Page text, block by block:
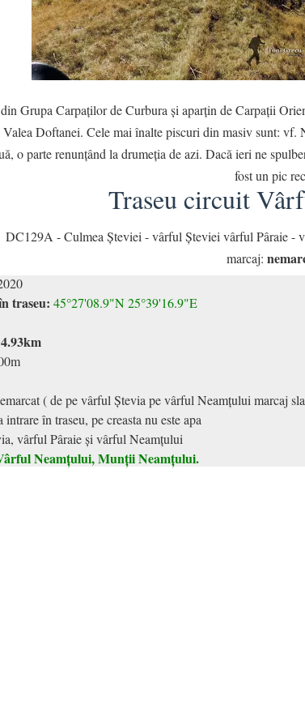
Grupa Carpaților de Curbura și aparțin de Carpații
Valea Doftanei. Cele mai înalte piscuri din masiv sunt:
o parte renunțând la drumeția de azi. Dacă ieri ne
fost un pic
Traseu circuit
DC129A - Culmea Șteviei - vârful Șteviei vârful Pâraie -
marcaj:
traseu: 45°27'08.9"N 25°39'16.9"E
( de pe vârful Ștevia pe vârful Neamțului marcaj
intrare în traseu, pe creasta nu este apa
vârful Pâraie și vârful Neamțului
Neamțului, Munții Neamțului.